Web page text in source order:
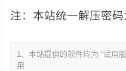
注：本站统一解压密码
1、本站提供的软件均为 “试用
用